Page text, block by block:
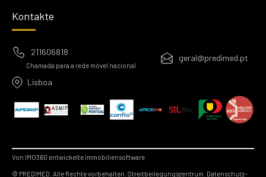
Kontakte
211606818
Chamada para a rede móvel nacional
geral@predimed.pt
Lisboa
Von IMO360 entwickelte Immobiliensoftware
© PREDIMED. Alle Rechte vorbehalten. Streitbeilegungszentrum. Datenschutz-